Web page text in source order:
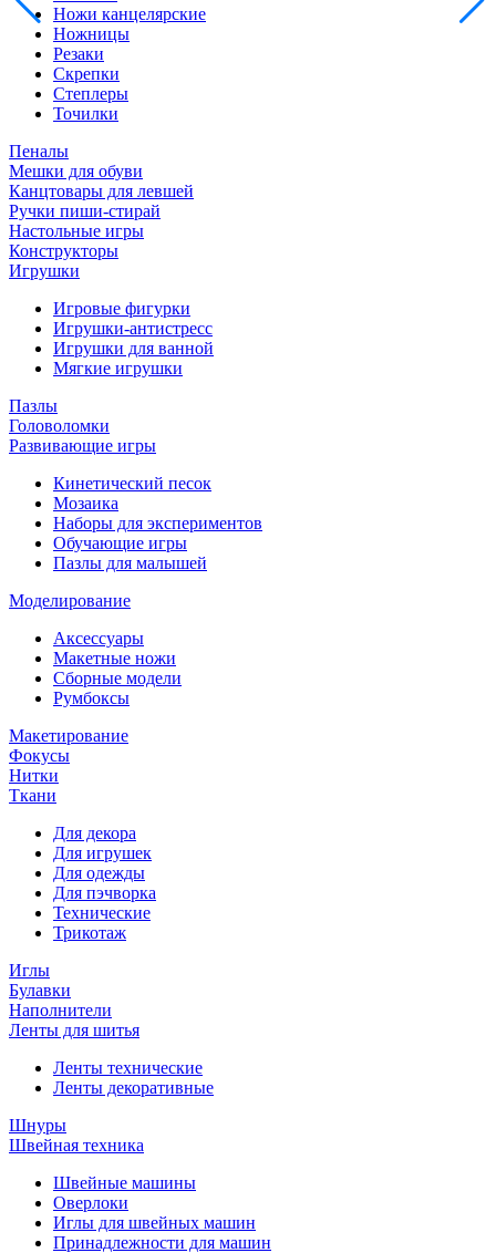
Ножи канцелярские
Ножницы
Резаки
Скрепки
Степлеры
Точилки
Пеналы
Мешки для обуви
Канцтовары для левшей
Ручки пиши-стирай
Настольные игры
Конструкторы
Игрушки
Игровые фигурки
Игрушки-антистресс
Игрушки для ванной
Мягкие игрушки
Пазлы
Головоломки
Развивающие игры
Кинетический песок
Мозаика
Наборы для экспериментов
Обучающие игры
Пазлы для малышей
Моделирование
Аксессуары
Макетные ножи
Сборные модели
Румбоксы
Макетирование
Фокусы
Нитки
Ткани
Для декора
Для игрушек
Для одежды
Для пэчворка
Технические
Трикотаж
Иглы
Булавки
Наполнители
Ленты для шитья
Ленты технические
Ленты декоративные
Шнуры
Швейная техника
Швейные машины
Оверлоки
Иглы для швейных машин
Принадлежности для машин